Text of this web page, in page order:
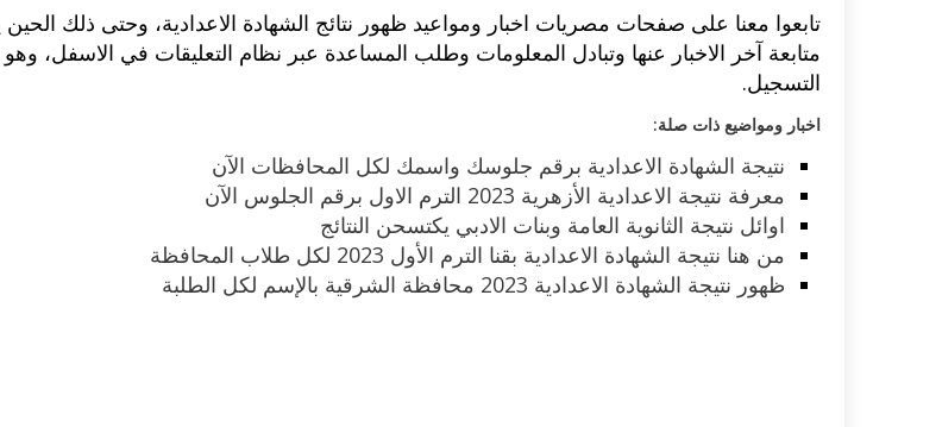
تابعوا معنا على صفحات مصريات اخبار ومواعيد ظهور نتائج الشهادة الاعدادية، وحتى ذلك الحين
متابعة آخر الاخبار عنها وتبادل المعلومات وطلب المساعدة عبر نظام التعليقات في الاسفل،
التسجيل.
اخبار ومواضيع ذات صلة:
نتيجة الشهادة الاعدادية برقم جلوسك واسمك لكل المحافظات الآن
معرفة نتيجة الاعدادية الأزهرية 2023 الترم الاول برقم الجلوس الآن
اوائل نتيجة الثانوية العامة وبنات الادبي يكتسحن النتائج
من هنا نتيجة الشهادة الاعدادية بقنا الترم الأول 2023 لكل طلاب المحافظة
ظهور نتيجة الشهادة الاعدادية 2023 محافظة الشرقية بالإسم لكل الطلبة